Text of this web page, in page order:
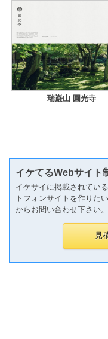
瑞巌山 圓光寺
イケてるWebサイト
イケサイに掲載されてい
トフォンサイトを作りた
からお問い合わせ下さい。